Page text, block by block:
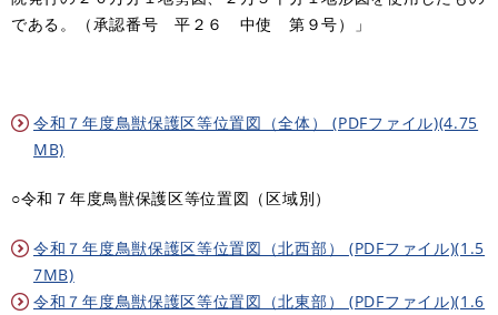
である。（承認番号 平２６ 中使 第９号）」
令和７年度鳥獣保護区等位置図（全体） (PDFファイル)(4.75
MB)
○令和７年度鳥獣保護区等位置図（区域別）
令和７年度鳥獣保護区等位置図（北西部） (PDFファイル)(1.5
7MB)
令和７年度鳥獣保護区等位置図（北東部） (PDFファイル)(1.6